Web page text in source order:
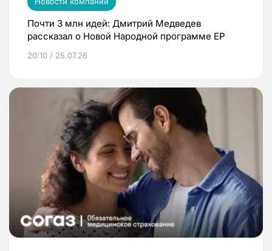
Почти 3 млн идей: Дмитрий Медведев
рассказал о Новой Народной программе ЕР
20:10 / 25.07.26